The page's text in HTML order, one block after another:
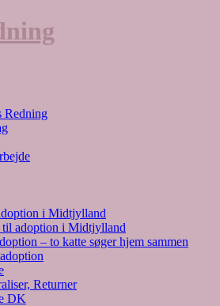
Redning
i Midtjylland
til adoption i Midtjylland
– to katte søger hjem sammen
Returner
DK